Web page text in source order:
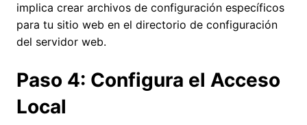
implica crear archivos de configuración específicos
para tu sitio web en el directorio de configuración
del servidor web.
Paso 4: Configura el Acceso
Local